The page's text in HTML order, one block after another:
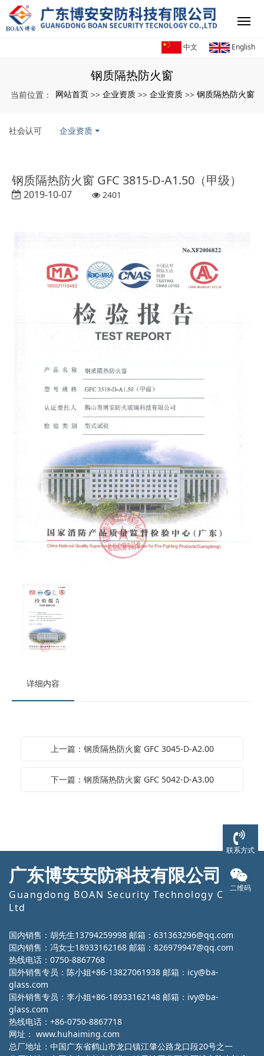
中文 English
钢质隔热防火窗
当前位置： 网站首页 >> 企业资质 >> 企业资质 >> 钢质隔热防火窗
社会认可 企业资质
钢质隔热防火窗 GFC 3815-D-A1.50（甲级）
2019-10-07 2401
详细内容
上一篇：钢质隔热防火窗 GFC 3045-D-A2.00
下一篇：钢质隔热防火窗 GFC 5042-D-A3.00
广东博安安防科技有限公司
Guangdong BOAN Security Technology Co.,
Ltd
国内销售：胡先生13794259998 邮箱：631363296@qq.com
国内销售：冯女士18933162168 邮箱：826979947@qq.com
热线电话：0750-8867768
国外销售专员：陈小姐+86-13827061938 邮箱：icy@ba-
glass.com
国外销售专员：李小姐+86-18933162148 邮箱：ivy@ba-
glass.com
热线电话：+86-0750-8867718
网址： www.huhaiming.com
总厂地址：中国广东省鹤山市龙口镇江肇公路龙口段20号之一
联系方式
二维码